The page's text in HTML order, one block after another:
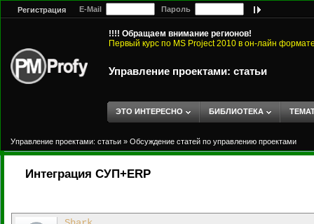
Регистрация E-Mail Пароль
!!!! Обращаем внимание регионов!
Первый курс по MS Project 2010 в он-лайн
Управление проектами: статьи
ЭТО ИНТЕРЕСНО БИБЛИОТЕКА
Управление проектами: статьи » Обсуждение статей по управлению проектами
Интеграция СУП+ERP